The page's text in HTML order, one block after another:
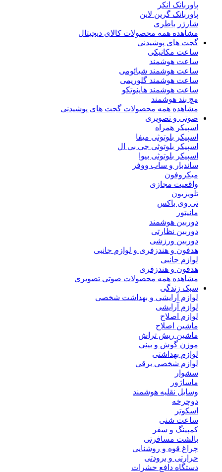
پاوربانک انکر
پاوربانک گرین لاین
شارژر باطری
مشاهده همه محصولات کالای دیجیتال
گجت های پوشیدنی
ساعت مکانیکی
ساعت هوشمند
ساعت هوشمند شیائومی
ساعت هوشمند گلوریمی
ساعت هوشمند هاینوتکو
مچ بند هوشمند
مشاهده همه محصولات گجت های پوشیدنی
صوتی و تصویری
اسپیکر همراه
اسپیکر بلوتوثی میفا
اسپیکر بلوتوثی جی بی ال
اسپیکر بلوتوثی بیوا
ساندبار و ساب ووفر
میکروفون
واقعیت مجازی
تلویزیون
تی وی باکس
مانیتور
دوربین هوشمند
دوربین نظارتی
دوربین ورزشی
هدفون و هندزفری و لوازم جانبی
لوازم جانبی
هدفون و هندزفری
مشاهده همه محصولات صوتی تصویری
سبک زندگی
لوازم آرایشی و بهداشت شخصی
لوازم آرایشی
لوازم اصلاح
ماشین اصلاح
ماشین ریش تراش
موزن گوش و بینی
لوازم بهداشتی
لوازم شخصی برقی
سشوار
ماساژور
وسایل نقلیه هوشمند
دوچرخه
اسکوتر
ساعت شنی
کمپینگ و سفر
بالشت مسافرتی
چراغ قوه و روشنایی
حرارتی و برودتی
دستگاه دافع حشرات